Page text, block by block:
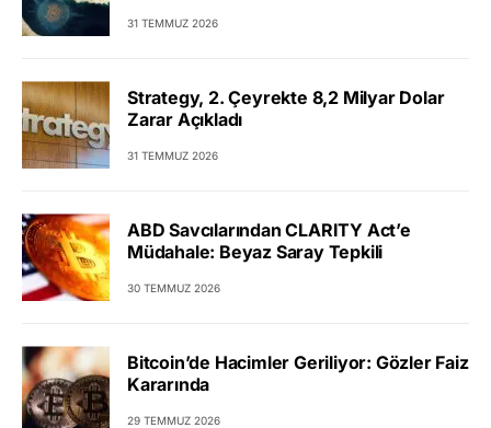
31 TEMMUZ 2026
Strategy, 2. Çeyrekte 8,2 Milyar Dolar
Zarar Açıkladı
31 TEMMUZ 2026
ABD Savcılarından CLARITY Act’e
Müdahale: Beyaz Saray Tepkili
30 TEMMUZ 2026
Bitcoin’de Hacimler Geriliyor: Gözler Faiz
Kararında
29 TEMMUZ 2026